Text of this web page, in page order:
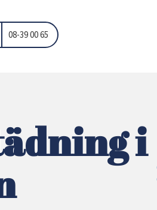
08-39 00 65
i